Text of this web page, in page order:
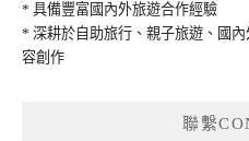
* 具備豐富國內外旅遊合作經驗
* 深耕於自助旅行、親子旅遊、國
容創作
聯繫